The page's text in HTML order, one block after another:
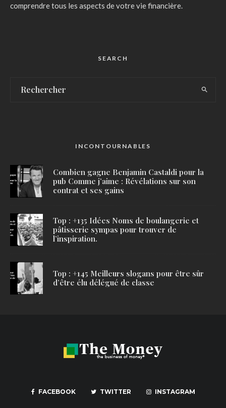
comprendre tous les aspects de votre vie financière.
SEARCH
INCONTOURNABLES
Combien gagne Benjamin Castaldi pour la
pub Comme j’aime : Révélations sur son
contrat et ses gains
Top : +135 Idées Noms de boulangerie et
pâtisserie sympas pour trouver de
l’inspiration.
Top : +145 Meilleurs slogans pour être sûr
d’être élu délégué de classe
FACEBOOK TWITTER INSTAGRAM